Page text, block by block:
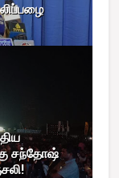
சந்தோஷ்